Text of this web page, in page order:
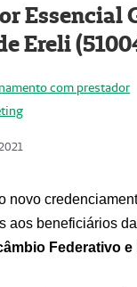
Essencial
Ereli
com prestador
novo
aos beneficiários da
Federativo e